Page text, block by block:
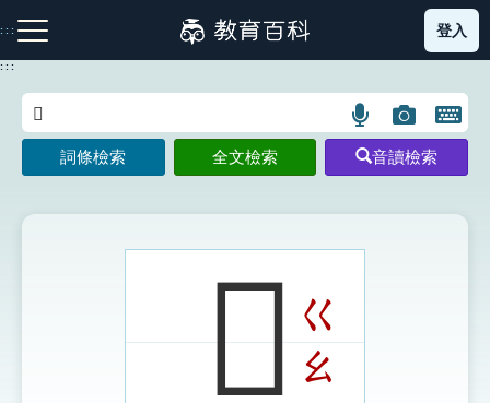
到
主
:::
注音索引圖示 筆畫索引圖示 部首索引表圖示
登入
:::
語
言
搜
示
圖
片
搜
開
鍵
圖
詞條檢索 全文檢索 音讀檢索
𦏠ㄍ
ㄠ